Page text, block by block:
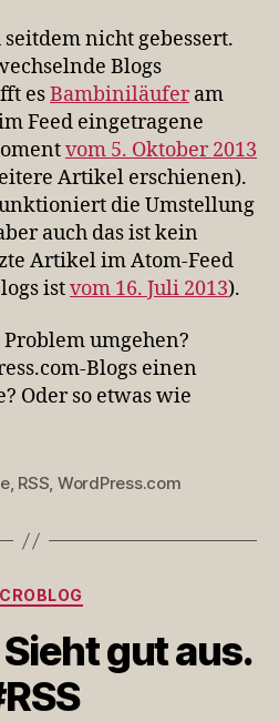
nicht gebessert.
Blogs
esBambiniläufer am
Feed eingetragene
vom 5. Oktober 2013
Artikel erschienen).
die Umstellung
auch das ist kein
Artikel im Atom-Feed
istvom 16. Juli 2013).
umgehen?
Blogs einen
Oder so etwas wie
, RSS, WordPress.com
Kategorien
gut aus.